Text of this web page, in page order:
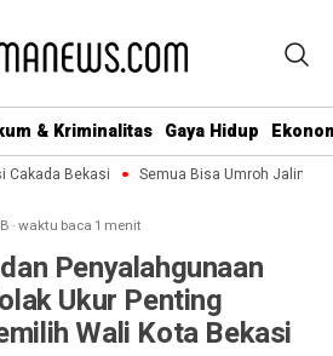
& Kriminalitas Gaya Hidup
Bekasi Semua Bisa Umroh Jalin
·waktu baca 1 menit
Penyalahgunaan
Ukur Penting
Wali Kota Bekasi